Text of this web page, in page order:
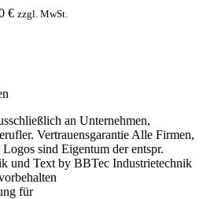
€ zzgl. MwSt.
an Unternehmen,
Vertrauensgarantie Alle Firmen,
sind Eigentum der entspr.
und Text by BBTec Industrietechnik
für